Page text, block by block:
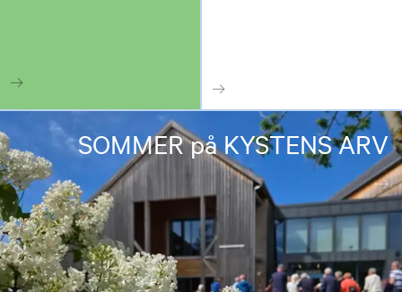
SOMMER på KYSTENS ARV